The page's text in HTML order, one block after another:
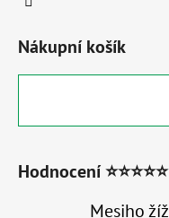
Nákupní košík
Hodnocení ⭐⭐⭐⭐⭐